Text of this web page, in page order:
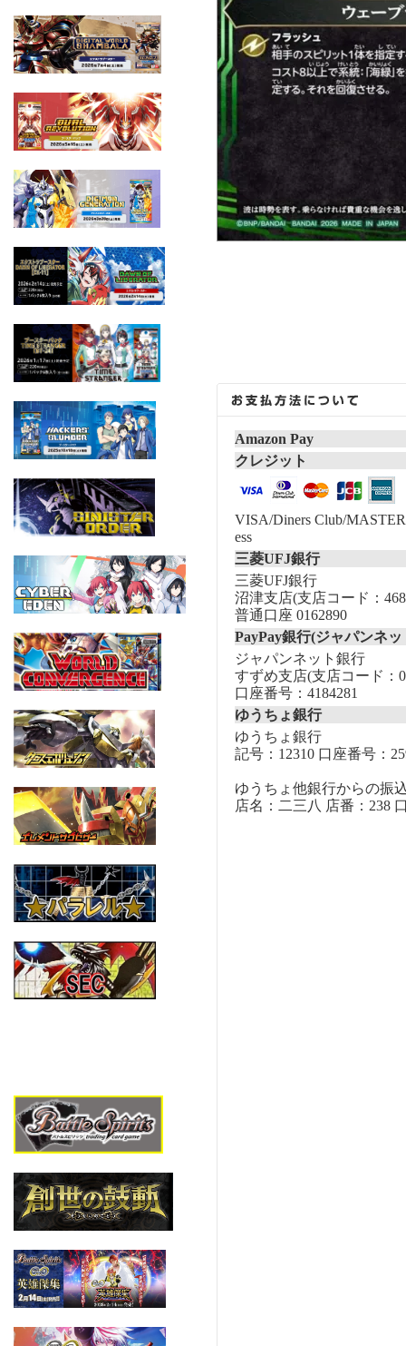
Amazon Pay
クレジット
VISA/Diners Club/
ess
三菱UFJ銀行
三菱UFJ銀行
沼津支店(支店コード：
普通口座 0162890
PayPay銀行(ジャパンネ
ジャパンネット銀行
すずめ支店(支店コード：
口座番号：4184281
ゆうちょ銀行
ゆうちょ銀行
記号：12310 口座番号：
ゆうちょ他銀行からの振
店名：二三八 店番：238